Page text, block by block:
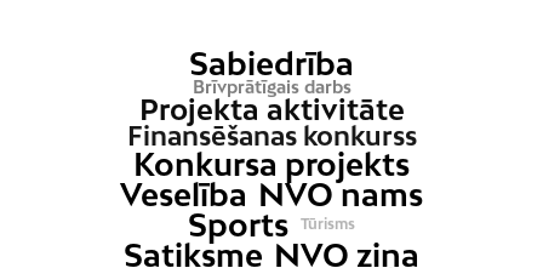
Sabiedrība
Brīvprātīgais darbs
Projekta aktivitāte
Finansēšanas konkurss
Konkursa projekts
Veselība NVO nams
Sports
Tūrisms
Satiksme NVO ziņa